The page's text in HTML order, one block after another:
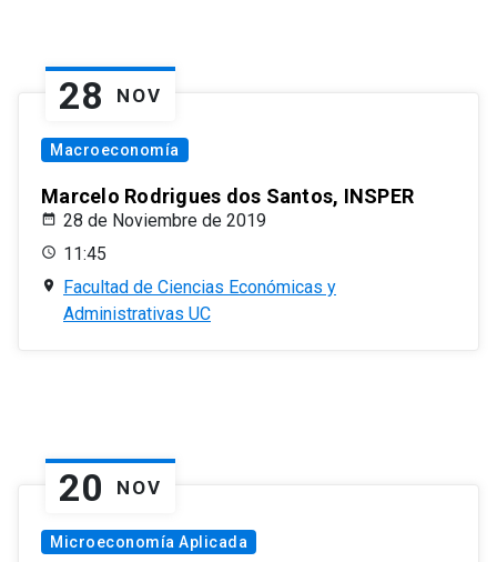
28 NOV
Macroeconomía
Marcelo Rodrigues dos Santos, INSPER
28 de Noviembre de 2019
11:45
Facultad de Ciencias Económicas y
Administrativas UC
20 NOV
Microeconomía Aplicada